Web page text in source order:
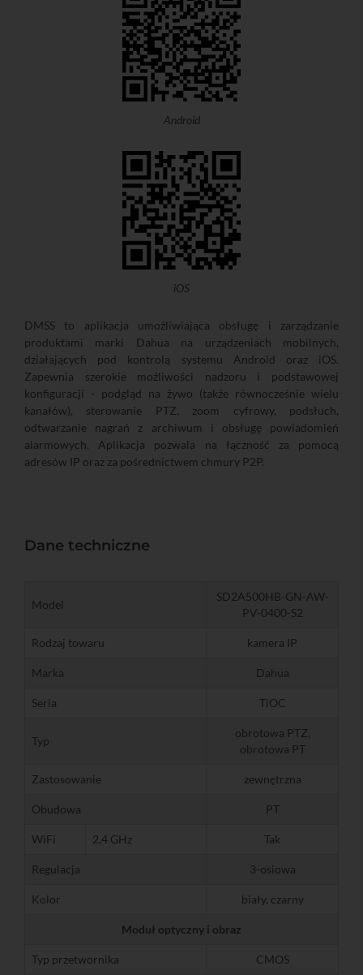
Android
iOS
DMSS to aplikacja umożliwiająca obsługę i zarządzanie
produktami marki Dahua na urządzeniach mobilnych,
działających pod kontrolą systemu Android oraz iOS.
Zapewnia szerokie możliwości nadzoru i podstawowej
konfiguracji - podgląd na żywo (także równocześnie wielu
kanałów), sterowanie PTZ, zoom cyfrowy, podsłuch,
odtwarzanie nagrań z archiwum i obsługę powiadomień
alarmowych. Aplikacja pozwala na łączność za pomocą
adresów IP oraz za pośrednictwem chmury P2P.
Dane techniczne
Model
SD2A500HB-GN-AW-
PV-0400-S2
Rodzaj towaru kamera IP
Marka Dahua
Seria TiOC
Typ
obrotowa PTZ,
obrotowa PT
Zastosowanie zewnętrzna
Obudowa PT
WiFi 2,4 GHz Tak
Regulacja 3-osiowa
Kolor biały, czarny
Moduł optyczny i obraz
Typ przetwornika CMOS